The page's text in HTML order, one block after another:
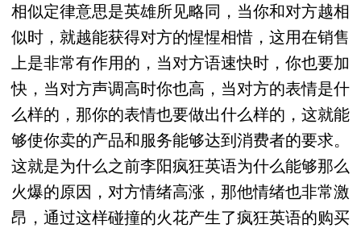
相似定律意思是英雄所见略同，当你和对方越相
似时，就越能获得对方的惺惺相惜，这用在销售
上是非常有作用的，当对方语速快时，你也要加
快，当对方声调高时你也高，当对方的表情是什
么样的，那你的表情也要做出什么样的，这就能
够使你卖的产品和服务能够达到消费者的要求。
这就是为什么之前李阳疯狂英语为什么能够那么
火爆的原因，对方情绪高涨，那他情绪也非常激
昂，通过这样碰撞的火花产生了疯狂英语的购买